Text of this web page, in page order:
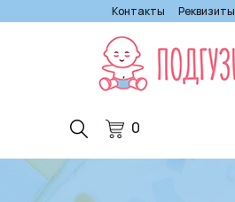
Контакты Реквизиты
0